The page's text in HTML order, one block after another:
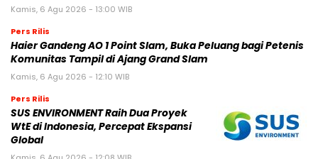
Kamis, 6 Agu 2026 - 13:00 WIB
Pers Rilis
Haier Gandeng AO 1 Point Slam, Buka Peluang bagi Petenis
Komunitas Tampil di Ajang Grand Slam
Kamis, 6 Agu 2026 - 12:10 WIB
Pers Rilis
SUS ENVIRONMENT Raih Dua Proyek
WtE di Indonesia, Percepat Ekspansi
Global